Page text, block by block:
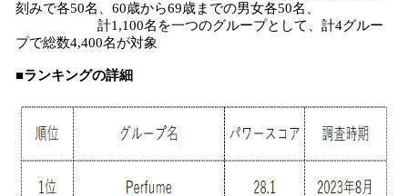
刻みで各50名、60歳から69歳までの男女各50名、
計1,100名を一つのグループとして、計4グルー
プで総数4,400名が対象
■ランキングの詳細